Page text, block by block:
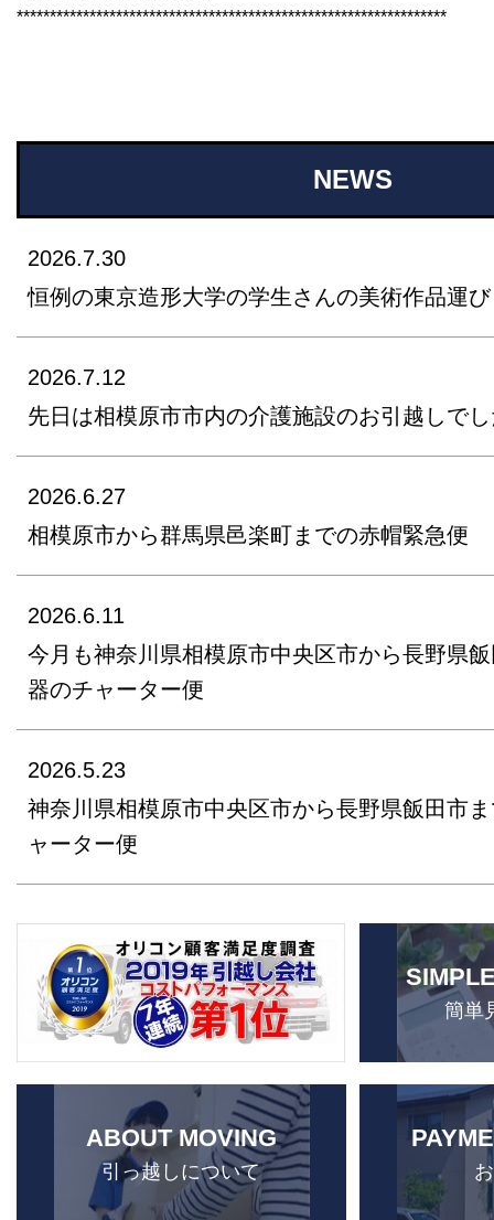
*****************************************************************
NEWS
2026.7.30
恒例の東京造形大学の学生さんの美術作品運び
2026.7.12
先日は相模原市市内の介護施設のお引越しで
2026.6.27
相模原市から群馬県邑楽町までの赤帽緊急便
2026.6.11
今月も神奈川県相模原市中央区市から長野県
器のチャーター便
2026.5.23
神奈川県相模原市中央区市から長野県飯田市
ャーター便
簡単
ABOUT MOVING
引っ越しについて